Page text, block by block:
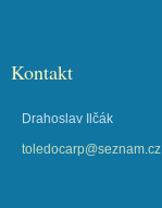
Kontakt
Drahoslav Ilčák
toledocarp@seznam.cz